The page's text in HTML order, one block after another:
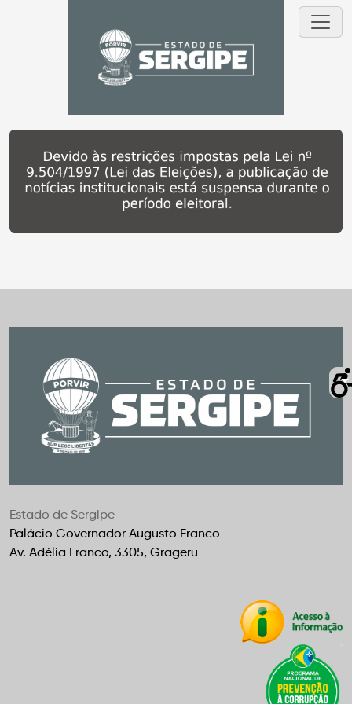
Estado de Sergipe
Palácio Governador Augusto Franco
Av. Adélia Franco, 3305, Grageru